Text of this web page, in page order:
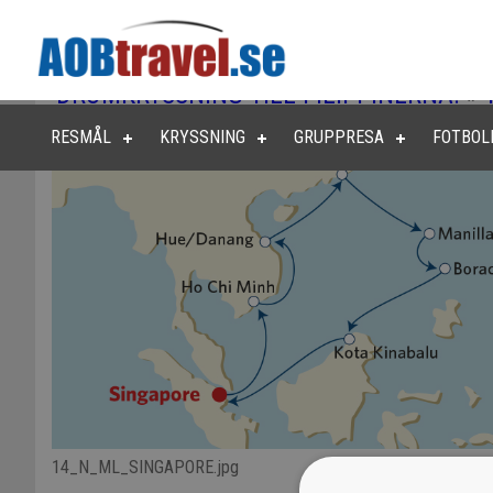
RESMÅL KRYSSNING GRUPPRESA
DRÖMKRYSSNING TILL FILIPPINERNA!»
14_N_ML_SINGAPORE.jpg